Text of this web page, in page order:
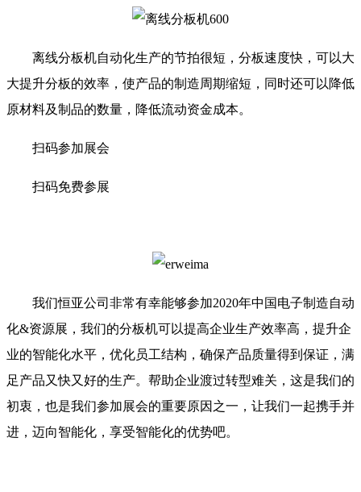
离线分板机自动化生产的节拍很短，分板速度快，可以大
大提升分板的效率，使产品的制造周期缩短，同时还可以降低
原材料及制品的数量，降低流动资金成本。
扫码参加展会
扫码免费参展
我们恒亚公司非常有幸能够参加2020年中国电子制造自动
化&资源展，我们的分板机可以提高企业生产效率高，提升企
业的智能化水平，优化员工结构，确保产品质量得到保证，满
足产品又快又好的生产。帮助企业渡过转型难关，这是我们的
初衷，也是我们参加展会的重要原因之一，让我们一起携手并
进，迈向智能化，享受智能化的优势吧。